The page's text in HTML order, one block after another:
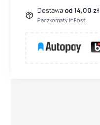
Dostawaod 14,00 zł
Paczkomaty InPost